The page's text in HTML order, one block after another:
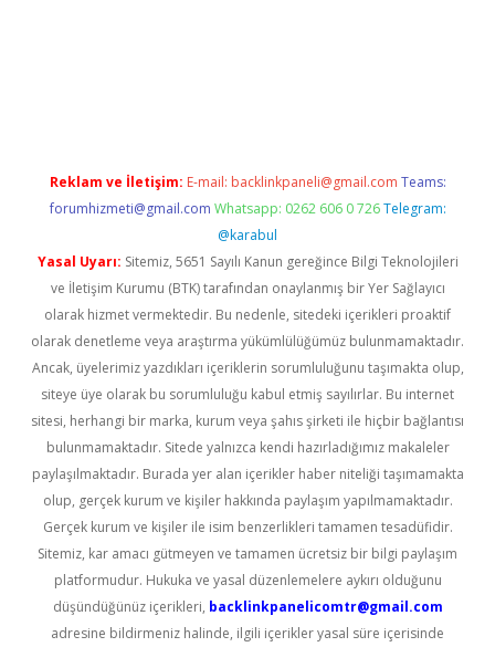
Reklam ve İletişim: E-mail: backlinkpaneli@gmail.com Teams:
forumhizmeti@gmail.com Whatsapp: 0262 606 0 726 Telegram:
@karabul
Yasal Uyarı: Sitemiz, 5651 Sayılı Kanun gereğince Bilgi Teknolojileri
ve İletişim Kurumu (BTK) tarafından onaylanmış bir Yer Sağlayıcı
olarak hizmet vermektedir. Bu nedenle, sitedeki içerikleri proaktif
olarak denetleme veya araştırma yükümlülüğümüz bulunmamaktadır.
Ancak, üyelerimiz yazdıkları içeriklerin sorumluluğunu taşımakta olup,
siteye üye olarak bu sorumluluğu kabul etmiş sayılırlar. Bu internet
sitesi, herhangi bir marka, kurum veya şahıs şirketi ile hiçbir bağlantısı
bulunmamaktadır. Sitede yalnızca kendi hazırladığımız makaleler
paylaşılmaktadır. Burada yer alan içerikler haber niteliği taşımamakta
olup, gerçek kurum ve kişiler hakkında paylaşım yapılmamaktadır.
Gerçek kurum ve kişiler ile isim benzerlikleri tamamen tesadüfidir.
Sitemiz, kar amacı gütmeyen ve tamamen ücretsiz bir bilgi paylaşım
platformudur. Hukuka ve yasal düzenlemelere aykırı olduğunu
düşündüğünüz içerikleri, backlinkpanelicomtr@gmail.com
adresine bildirmeniz halinde, ilgili içerikler yasal süre içerisinde